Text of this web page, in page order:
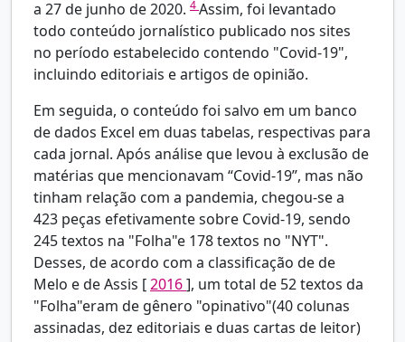
a 27 de junho de 2020. 4Assim, foi levantado
todo conteúdo jornalístico publicado nos sites
no período estabelecido contendo "Covid-19",
incluindo editoriais e artigos de opinião.
Em seguida, o conteúdo foi salvo em um banco
de dados Excel em duas tabelas, respectivas para
cada jornal. Após análise que levou à exclusão de
matérias que mencionavam “Covid-19”, mas não
tinham relação com a pandemia, chegou-se a
423 peças efetivamente sobre Covid-19, sendo
245 textos na "Folha"e 178 textos no "NYT".
Desses, de acordo com a classificação dede
Melo e de Assis [2016], um total de 52 textos da
"Folha"eram de gênero "opinativo"(40 colunas
assinadas, dez editoriais e duas cartas de leitor)